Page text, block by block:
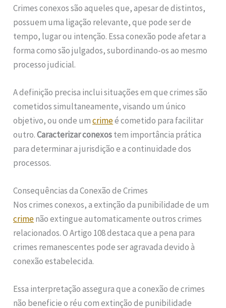
Crimes conexos são aqueles que, apesar de distintos,
possuem uma ligação relevante, que pode ser de
tempo, lugar ou intenção. Essa conexão pode afetar a
forma como são julgados, subordinando-os ao mesmo
processo judicial.
A definição precisa inclui situações em que crimes são
cometidos simultaneamente, visando um único
objetivo, ou onde umcrimeé cometido para facilitar
outro.Caracterizar conexostem importância prática
para determinar a jurisdição e a continuidade dos
processos.
Consequências da Conexão de Crimes
Nos crimes conexos, a extinção da punibilidade de um
crimenão extingue automaticamente outros crimes
relacionados. O Artigo 108 destaca que a pena para
crimes remanescentes pode ser agravada devido à
conexão estabelecida.
Essa interpretação assegura que a conexão de crimes
não beneficie o réu com extinção de punibilidade